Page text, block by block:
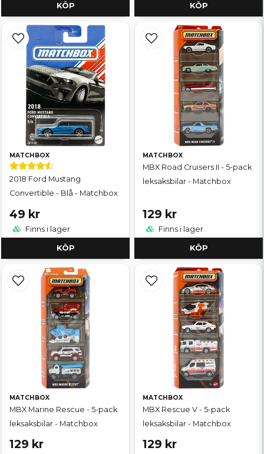
KÖP KÖP
MATCHBOX
2018 Ford Mustang
Convertible - Blå - Matchbox
49 kr
Finns i lager
KÖP
MATCHBOX
MBX Road Cruisers II - 5-pack
leksaksbilar - Matchbox
129 kr
Finns i lager
KÖP
MATCHBOX
MBX Marine Rescue - 5-pack
leksaksbilar - Matchbox
129 kr
MATCHBOX
MBX Rescue V - 5-pack
leksaksbilar - Matchbox
129 kr